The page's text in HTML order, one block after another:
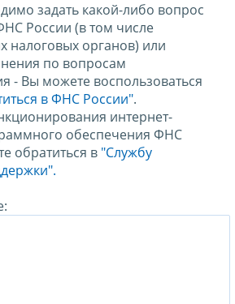
задать какой-либо вопрос
России (в том числе
налоговых органов) или
по вопросам
- Вы можете воспользоваться
в ФНС России".
интернет-
обеспечения ФНС
обратиться в "Службу